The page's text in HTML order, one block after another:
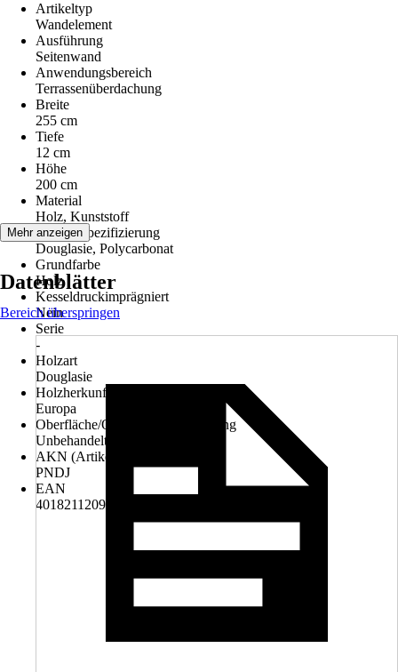
Artikeltyp
Wandelement
Ausführung
Seitenwand
Anwendungsbereich
Terrassenüberdachung
Breite
255 cm
Tiefe
12 cm
Höhe
200 cm
Material
Holz, Kunststoff
Materialspezifizierung
Douglasie, Polycarbonat
Grundfarbe
Holz
Kesseldruckimprägniert
Nein
Serie
-
Holzart
Douglasie
Holzherkunft
Europa
Oberfläche/Oberflächenbehandlung
Unbehandelt
AKN (Artikelkurznummer)
PNDJ
EAN
4018211209682
Mehr anzeigen
Datenblätter
Bereich überspringen